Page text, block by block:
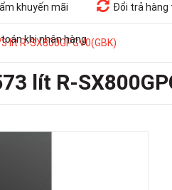
khuyến mãi Đổi trả hàng
khi nhận hàng
lít R-SX800GPGV0(GBK)
lít R-